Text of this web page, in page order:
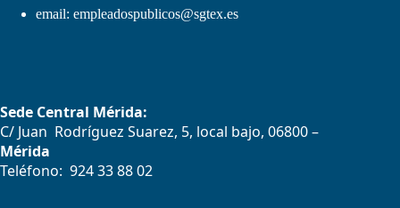
email: empleadospublicos@sgtex.es
Sede Central Mérida:
C/ Juan Rodríguez Suarez, 5, local bajo, 06800 –
Mérida
Teléfono: 924 33 88 02